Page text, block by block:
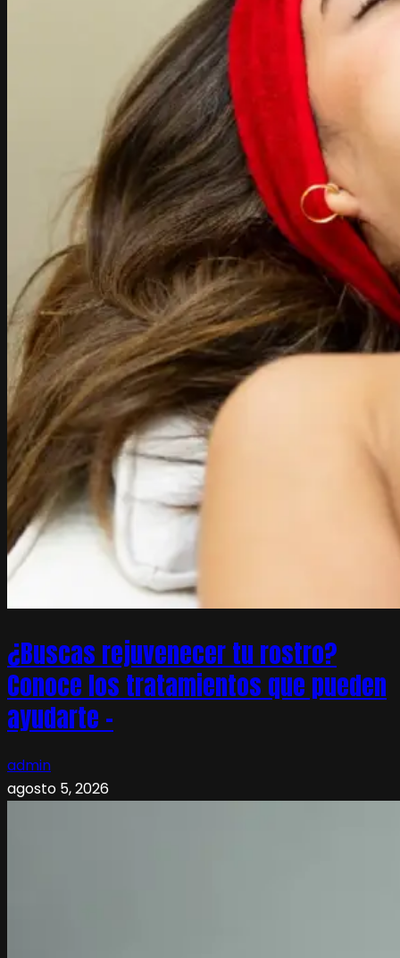
¿Buscas rejuvenecer tu rostro?
Conoce los tratamientos que pueden
ayudarte –
admin
agosto 5, 2026